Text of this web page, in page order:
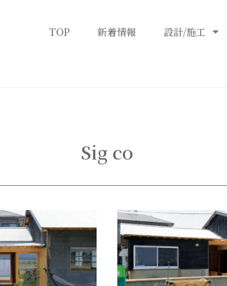
TOP 新着情報 設計/施工
Sig co